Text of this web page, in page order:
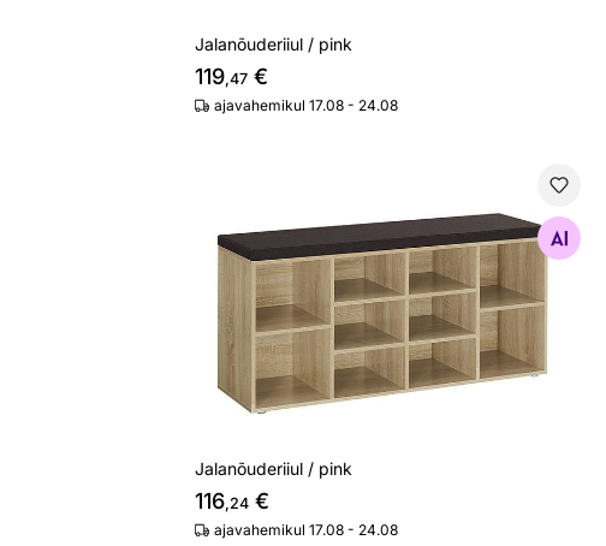
Jalanõuderiiul / pink
119,47 €
ajavahemikul 17.08 - 24.08
Otsi sarnaseid
Jalanõuderiiul / pink
116,24 €
ajavahemikul 17.08 - 24.08